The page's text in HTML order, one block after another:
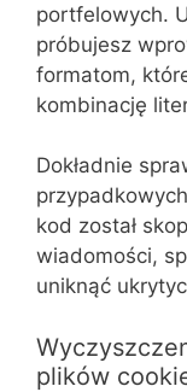
portfelowych.
próbujesz
formatom,
kombinację
Dokładnie
kod został
wiadomości,
uniknąć
plików